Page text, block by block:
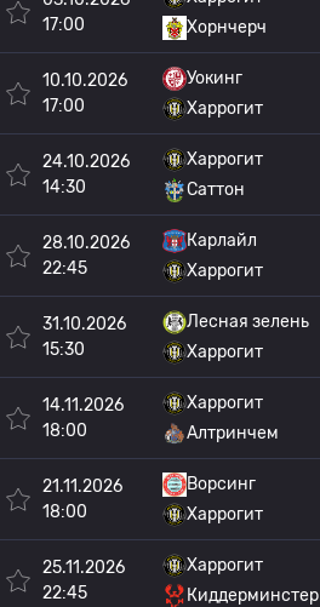
17:00
Хорнчерч
10.10.2026
17:00
Уокинг
Харрогит
24.10.2026
14:30
Харрогит
Саттон
28.10.2026
22:45
Карлайл
Харрогит
31.10.2026
15:30
Лесная зелень
Харрогит
14.11.2026
18:00
Харрогит
Алтринчем
21.11.2026
18:00
Ворсинг
Харрогит
25.11.2026
22:45
Харрогит
Киддерминстер